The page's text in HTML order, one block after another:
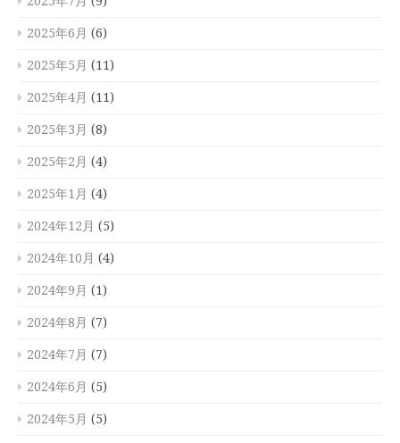
2025年6月 (6)
2025年5月 (11)
2025年4月 (11)
2025年3月 (8)
2025年2月 (4)
2025年1月 (4)
2024年12月 (5)
2024年10月 (4)
2024年9月 (1)
2024年8月 (7)
2024年7月 (7)
2024年6月 (5)
2024年5月 (5)